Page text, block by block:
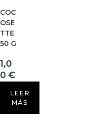
COC
OSE
TTE
50 G
1,0
0€
LEER
MÁS